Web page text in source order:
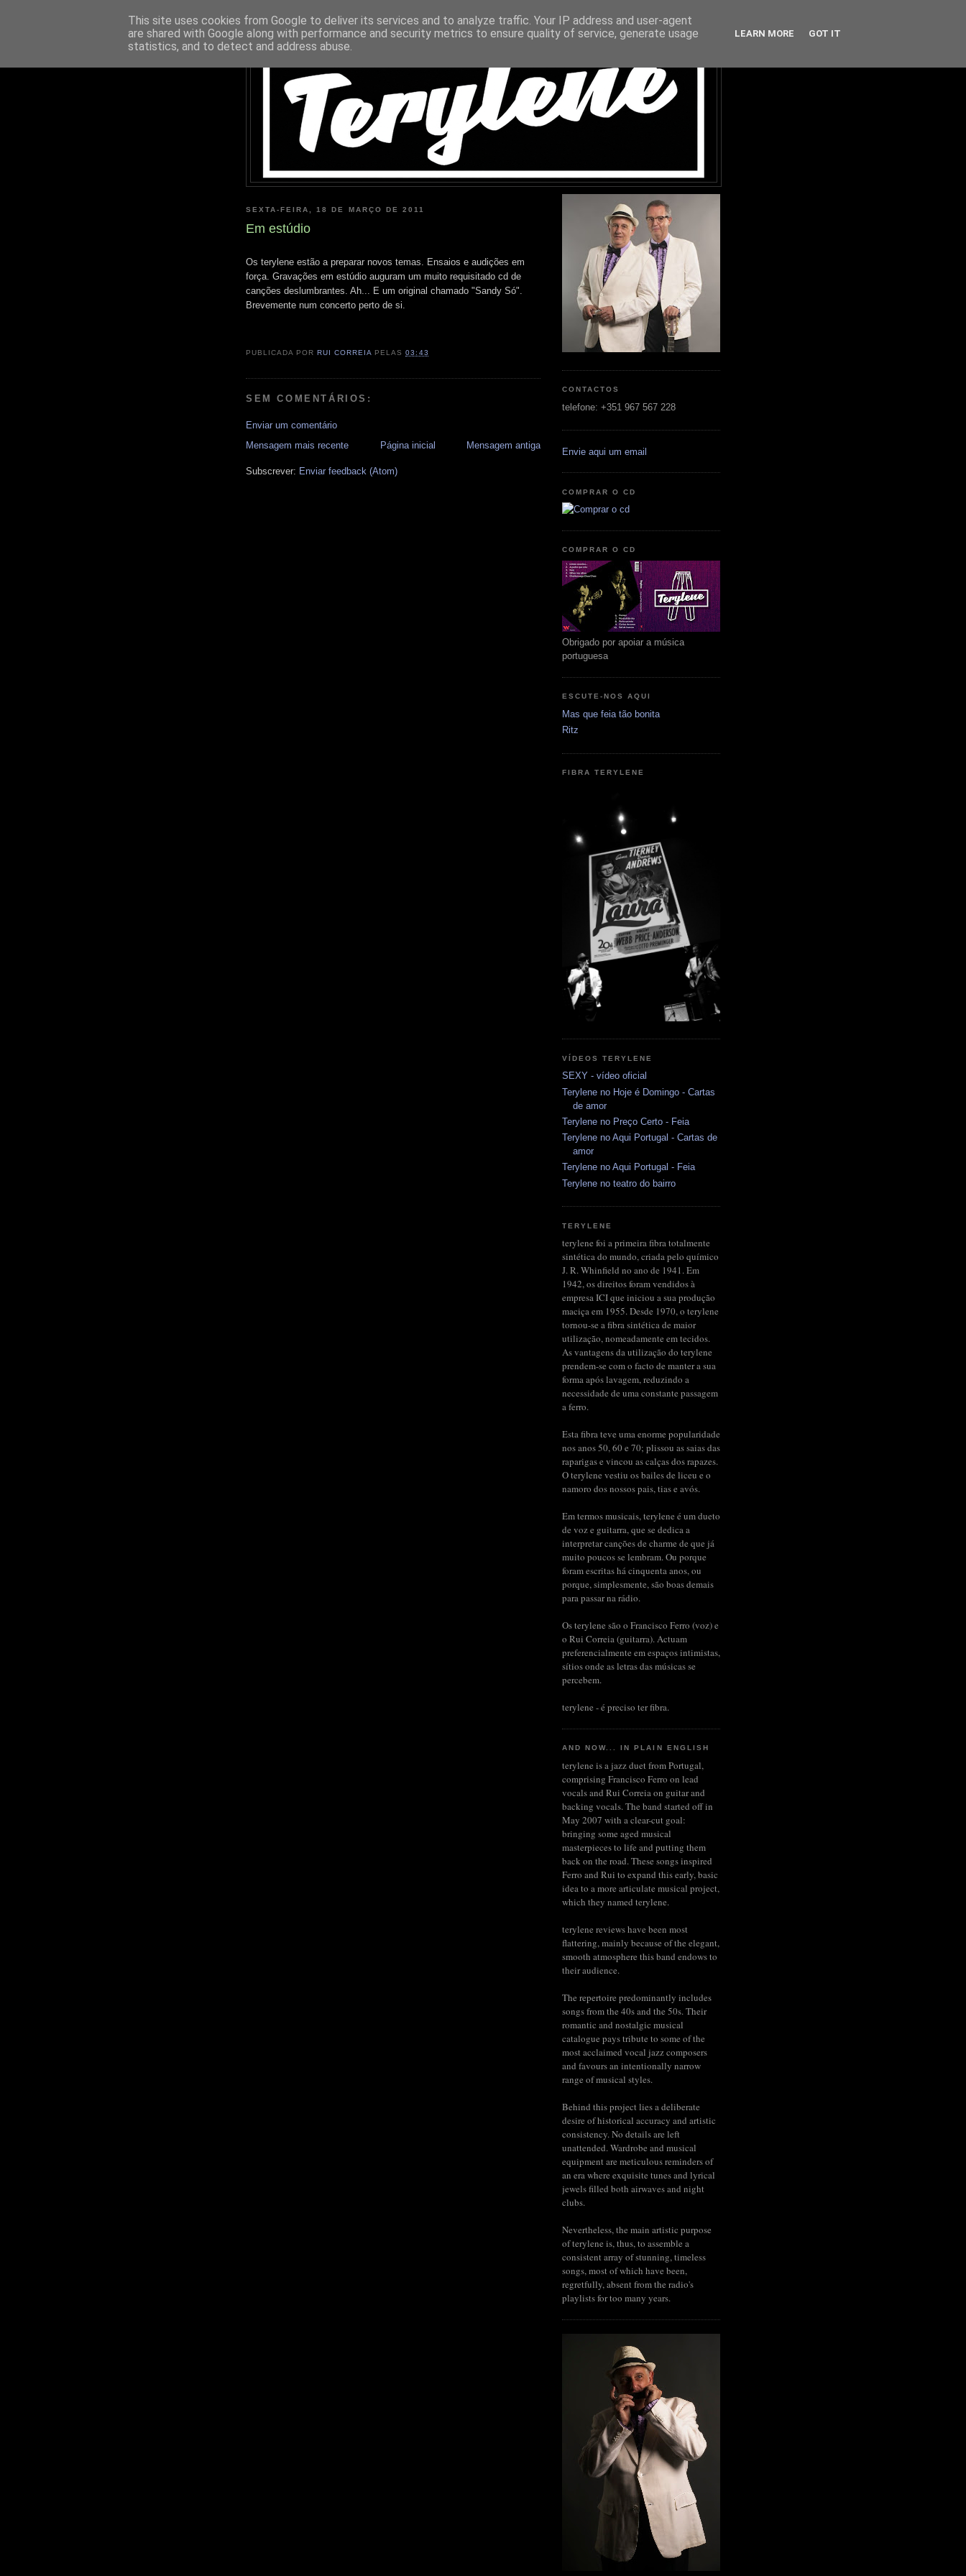
SEXTA-FEIRA, 18 DE MARÇO DE 2011
Em estúdio
Os terylene estão a preparar novos temas. Ensaios e audições em
força. Gravações em estúdio auguram um muito requisitado cd de
canções deslumbrantes. Ah... E um original chamado "Sandy Só".
Brevemente num concerto perto de si.
PUBLICADA POR RUI CORREIA PELAS03:43
SEM COMENTÁRIOS:
Enviar um comentário
Mensagem mais recente
Mensagem antiga
Página inicial
Subscrever: Enviar feedback (Atom)
CONTACTOS
telefone: +351 967 567 228
Envie aqui um email
COMPRAR O CD
COMPRAR O CD
Obrigado por apoiar a música
portuguesa
ESCUTE-NOS AQUI
Mas que feia tão bonita
Ritz
FIBRA TERYLENE
VÍDEOS TERYLENE
SEXY - vídeo oficial
Terylene no Hoje é Domingo - Cartas
de amor
Terylene no Preço Certo - Feia
Terylene no Aqui Portugal - Cartas de
amor
Terylene no Aqui Portugal - Feia
Terylene no teatro do bairro
TERYLENE
terylene foi a primeira fibra totalmente
sintética do mundo, criada pelo químico
J. R. Whinfield no ano de 1941. Em
1942, os direitos foram vendidos à
empresa ICI que iniciou a sua produção
maciça em 1955. Desde 1970, o terylene
tornou-se a fibra sintética de maior
utilização, nomeadamente em tecidos.
As vantagens da utilização do terylene
prendem-se com o facto de manter a sua
forma após lavagem, reduzindo a
necessidade de uma constante passagem
a ferro.
Esta fibra teve uma enorme popularidade
nos anos 50, 60 e 70; plissou as saias das
raparigas e vincou as calças dos rapazes.
O terylene vestiu os bailes de liceu e o
namoro dos nossos pais, tias e avós.
Em termos musicais, terylene é um dueto
de voz e guitarra, que se dedica a
interpretar canções de charme de que já
muito poucos se lembram. Ou porque
foram escritas há cinquenta anos, ou
porque, simplesmente, são boas demais
para passar na rádio.
Os terylene são o Francisco Ferro (voz) e
o Rui Correia (guitarra). Actuam
preferencialmente em espaços intimistas,
sítios onde as letras das músicas se
percebem.
terylene - é preciso ter fibra.
AND NOW... IN PLAIN ENGLISH
terylene is a jazz duet from Portugal,
comprising Francisco Ferro on lead
vocals and Rui Correia on guitar and
backing vocals. The band started off in
May 2007 with a clear-cut goal:
bringing some aged musical
masterpieces to life and putting them
back on the road. These songs inspired
Ferro and Rui to expand this early, basic
idea to a more articulate musical project,
which they named terylene.
terylene reviews have been most
flattering, mainly because of the elegant,
smooth atmosphere this band endows to
their audience.
The repertoire predominantly includes
songs from the 40s and the 50s. Their
romantic and nostalgic musical
catalogue pays tribute to some of the
most acclaimed vocal jazz composers
and favours an intentionally narrow
range of musical styles.
Behind this project lies a deliberate
desire of historical accuracy and artistic
consistency. No details are left
unattended. Wardrobe and musical
equipment are meticulous reminders of
an era where exquisite tunes and lyrical
jewels filled both airwaves and night
clubs.
Nevertheless, the main artistic purpose
of terylene is, thus, to assemble a
consistent array of stunning, timeless
songs, most of which have been,
regretfully, absent from the radio's
playlists for too many years.
This site uses cookies from Google to deliver its services and to analyze traffic. Your IP address and user-agent
are shared with Google along with performance and security metrics to ensure quality of service, generate usage
statistics, and to detect and address abuse.
LEARN MORE GOT IT